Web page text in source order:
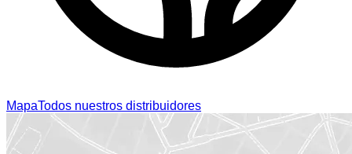
MapaTodos nuestros distribuidores